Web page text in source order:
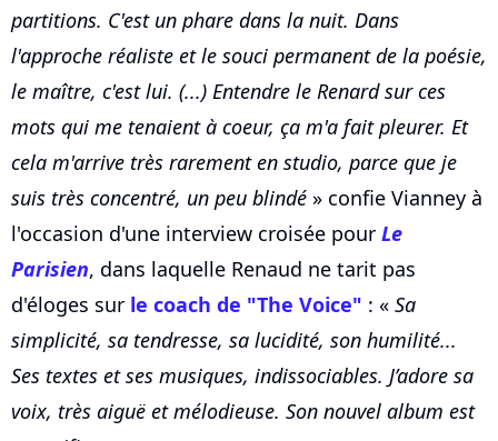
partitions. C'est un phare dans la nuit. Dans
l'approche réaliste et le souci permanent de la poésie,
le maître, c'est lui. (...) Entendre le Renard sur ces
mots qui me tenaient à coeur, ça m'a fait pleurer. Et
cela m'arrive très rarement en studio, parce que je
suis très concentré, un peu blindé » confie Vianney à
l'occasion d'une interview croisée pour Le
Parisien, dans laquelle Renaud ne tarit pas
d'éloges sur le coach de "The Voice" : « Sa
simplicité, sa tendresse, sa lucidité, son humilité...
Ses textes et ses musiques, indissociables. J’adore sa
voix, très aiguë et mélodieuse. Son nouvel album est